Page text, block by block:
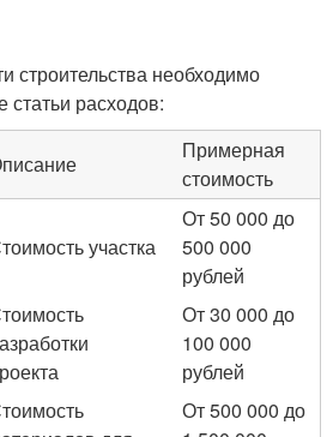
строительства необходимо
расходов:
Примерная
стоимость
участка
От 50 000 до
500 000
рублей
От 30 000 до
100 000
рублей
От 500 000 до